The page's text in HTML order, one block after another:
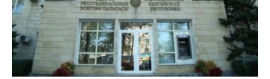
Кыргызстана